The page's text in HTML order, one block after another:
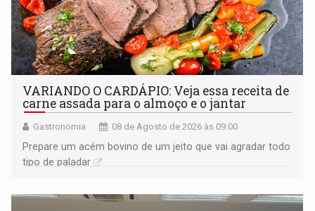
VARIANDO O CARDÁPIO: Veja essa receita de
carne assada para o almoço e o jantar
Gastronomia 08 de Agosto de 2026 às 09:00
Prepare um acém bovino de um jeito que vai agradar todo
tipo de paladar